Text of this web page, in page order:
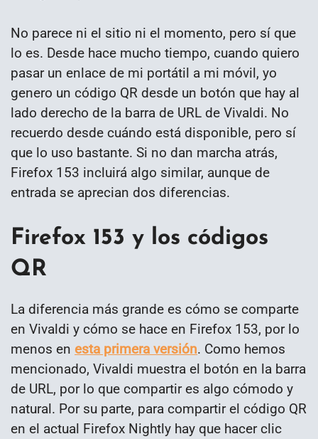
No parece ni el sitio ni el momento, pero sí que
lo es. Desde hace mucho tiempo, cuando quiero
pasar un enlace de mi portátil a mi móvil, yo
genero un código QR desde un botón que hay al
lado derecho de la barra de URL de Vivaldi. No
recuerdo desde cuándo está disponible, pero sí
que lo uso bastante. Si no dan marcha atrás,
Firefox 153 incluirá algo similar, aunque de
entrada se aprecian dos diferencias.
Firefox 153 y los códigos
QR
La diferencia más grande es cómo se comparte
en Vivaldi y cómo se hace en Firefox 153, por lo
menos en esta primera versión. Como hemos
mencionado, Vivaldi muestra el botón en la barra
de URL, por lo que compartir es algo cómodo y
natural. Por su parte, para compartir el código QR
en el actual Firefox Nightly hay que hacer clic